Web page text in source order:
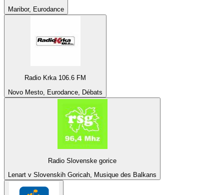
Maribor, Eurodance
Radio Krka 106.6 FM
Novo Mesto, Eurodance, Débats
Radio Slovenske gorice
Lenart v Slovenskih Goricah, Musique des Balkans